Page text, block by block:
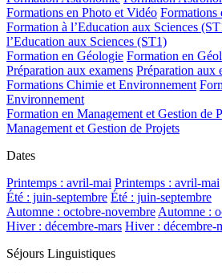
Formations en Photo et Vidéo Formations
Formation à l’Education aux Sciences
l’Education aux Sciences (ST1)
Formation en Géologie Formation en
Préparation aux examens Préparation aux
Formations Chimie et Environnement
Environnement
Formation en Management et Gestion de
Management et Gestion de Projets
Dates
Printemps : avril-mai Printemps : avril-mai
Été : juin-septembre Été : juin-septembre
Automne : octobre-novembreAutomne :
Hiver : décembre-mars Hiver : décembre-
Séjours Linguistiques